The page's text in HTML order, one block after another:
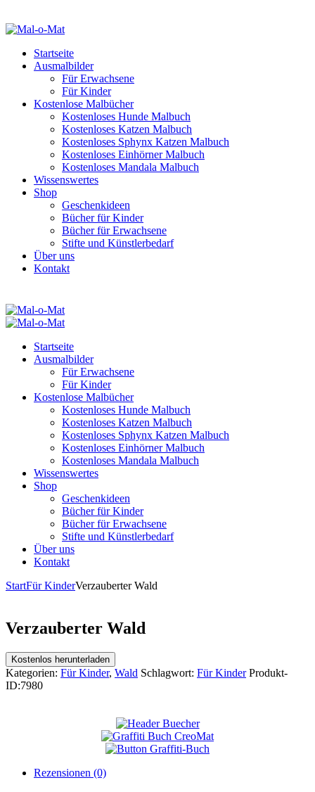
Startseite
Ausmalbilder
Für Erwachsene
Für Kinder
Kostenlose Malbücher
Kostenloses Hunde Malbuch
Kostenloses Katzen Malbuch
Kostenloses Sphynx Katzen Malbuch
Kostenloses Einhörner Malbuch
Kostenloses Mandala Malbuch
Wissenswertes
Shop
Geschenkideen
Bücher für Kinder
Bücher für Erwachsene
Stifte und Künstlerbedarf
Über uns
Kontakt
Startseite
Ausmalbilder
Für Erwachsene
Für Kinder
Kostenlose Malbücher
Kostenloses Hunde Malbuch
Kostenloses Katzen Malbuch
Kostenloses Sphynx Katzen Malbuch
Kostenloses Einhörner Malbuch
Kostenloses Mandala Malbuch
Wissenswertes
Shop
Geschenkideen
Bücher für Kinder
Bücher für Erwachsene
Stifte und Künstlerbedarf
Über uns
Kontakt
StartFür KinderVerzauberter Wald
Verzauberter Wald
Kostenlos herunterladen
Kategorien: Für Kinder, Wald Schlagwort: Für Kinder Produkt-
ID:7980
Rezensionen (0)